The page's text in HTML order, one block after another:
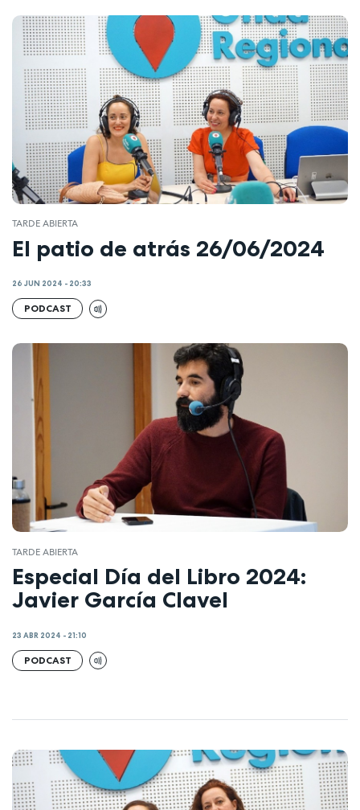
TARDE ABIERTA
El patio de atrás 26/06/2024
26 JUN 2024 - 20:33
PODCAST
TARDE ABIERTA
Especial Día del Libro 2024:
Javier García Clavel
23 ABR 2024 - 21:10
PODCAST